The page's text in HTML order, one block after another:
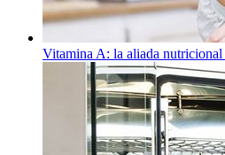
Vitamina A: la aliada nutricional